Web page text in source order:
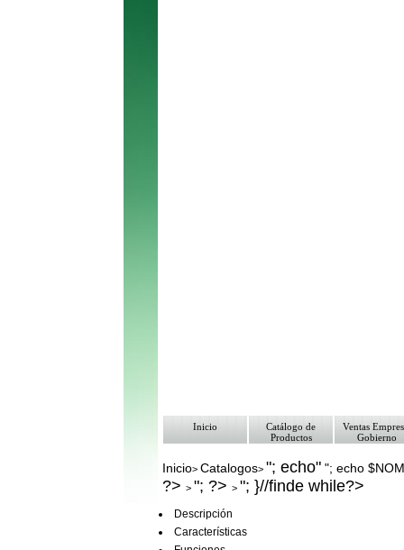
Inicio
Catálogo de
Productos
Ventas
Gobierno
Inicio>Catalogos> "; echo" "; echo
?>> "; ?>> "; }//finde while?>
Descripción
Características